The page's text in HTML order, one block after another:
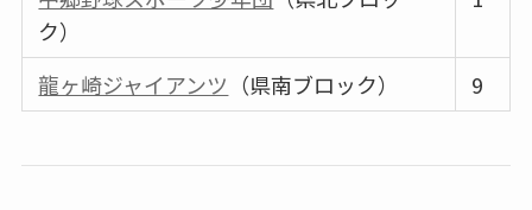
ク）
龍ヶ崎ジャイアンツ （県南ブロック） 9